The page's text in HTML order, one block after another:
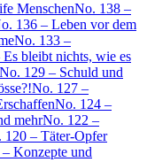
MenschenNo. 138 –
136 – Leben vor dem
No. 133 –
bleibt nichts, wie es
No. 129 – Schuld und
No. 127 –
No. 124 –
mehrNo. 122 –
120 – Täter-Opfer
Konzepte und